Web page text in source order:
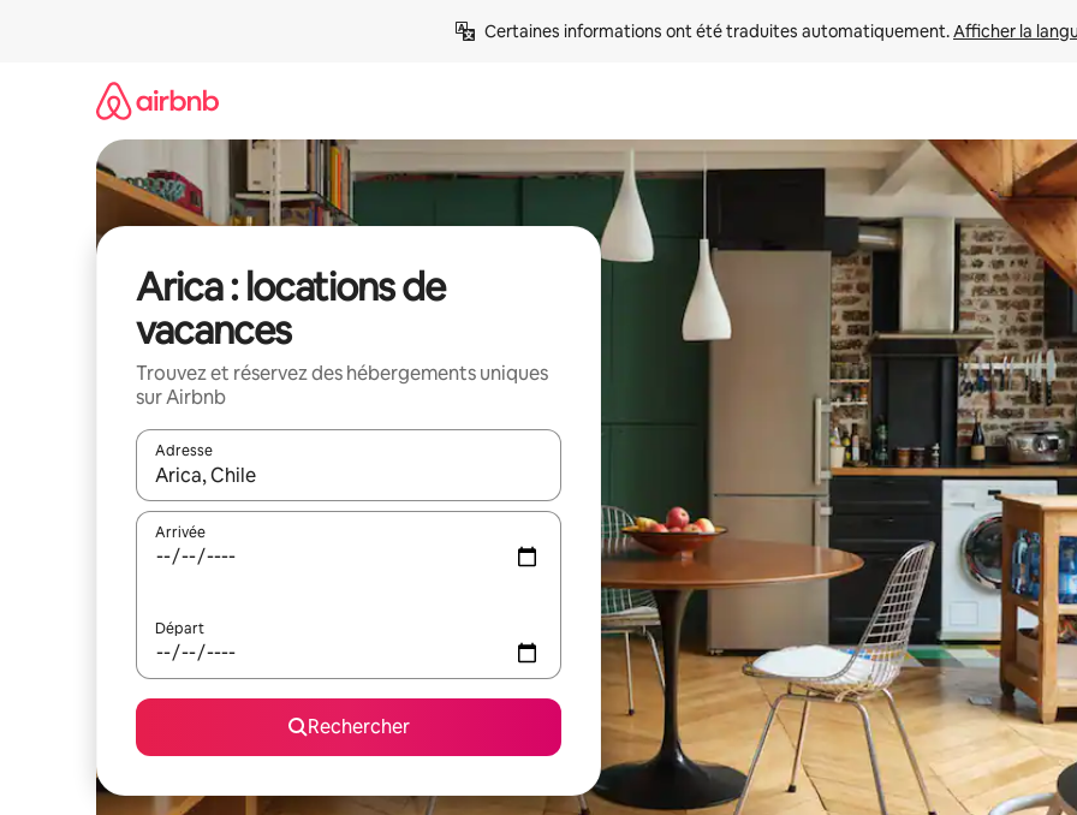
Certaines informations ont été traduites automatiquement. Afficher la
Arica : locations de
vacances
Trouvez et réservez des hébergements uniques
sur Airbnb
Adresse
Lorsque les résultats s'affichent, utilisez les flèches vers le haut et vers le bas pour les parcourir ou en appuyant et en
Arrivée
Départ
Rechercher